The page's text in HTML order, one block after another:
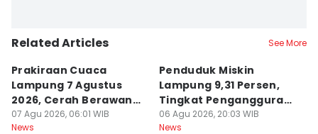
Related Articles See More
Prakiraan Cuaca
Lampung 7 Agustus
2026, Cerah Berawan
dan Hujan?
07 Agu 2026, 06:01 WIB
News
Penduduk Miskin
Lampung 9,31 Persen,
Tingkat Pengangguran
Terbuka Naik
06 Agu 2026, 20:03 WIB
News